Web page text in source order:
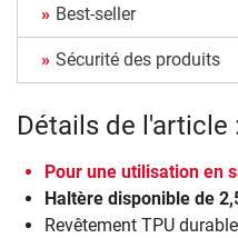
Best-seller
Sécurité des produits
Détails de l'article
Pour une utilisation en
Haltère disponible de
Revêtement TPU